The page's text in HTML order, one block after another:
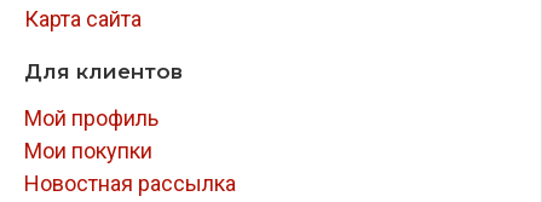
Карта сайта
Для клиентов
Мой профиль
Мои покупки
Новостная рассылка